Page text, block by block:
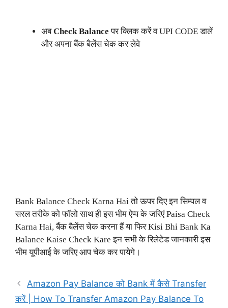
अबCheck Balanceपर क्लिक करें व UPI CODE डालें
और अपना बैंक बैलेंस चेक कर लेवे
Bank Balance Check Karna Hai तो ऊपर दिए इन सिम्पल व
सरल तरीके को फॉलो साथ ही इस भीम ऐप्प के जरिएं Paisa Check
Karna Hai, बैंक बैलेंस चेक करना हैं या फिर Kisi Bhi Bank Ka
Balance Kaise Check Kare इन सभी के रिलेटेड जानकारी इस
भीम यूपीआई के जरिए आप चेक कर पायेगे।
Amazon Pay Balance को Bank में कैसे Transfer
करें | How To Transfer Amazon Pay Balance To